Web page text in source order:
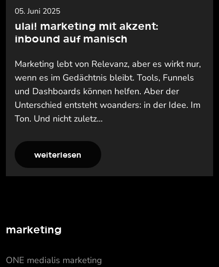
05. Juni 2025
ulai! marketing mit akzent:
inbound auf manisch
Marketing lebt von Relevanz, aber es wirkt nur,
wenn es im Gedächtnis bleibt. Tools, Funnels
und Dashboards können helfen. Aber der
Unterschied entsteht woanders: in der Idee. Im
Ton. Und nicht zuletz...
weiterlesen
marketing
ONE medialis marketing